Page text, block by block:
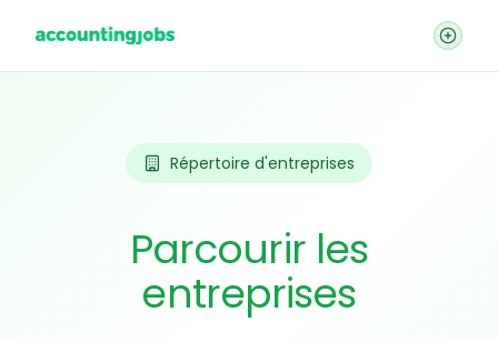
Répertoire d'entreprises
Parcourir les
entreprises